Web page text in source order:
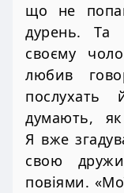
що не
дурень. Та
своєму
любив
думають,
Я вже
свою
повіями.